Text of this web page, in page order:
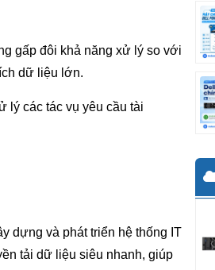
gấp đôi khả năng xử lý so với
dữ liệu lớn.
lý các tác vụ yêu cầu tài
dựng và phát triển hệ thống IT
tải dữ liệu siêu nhanh, giúp